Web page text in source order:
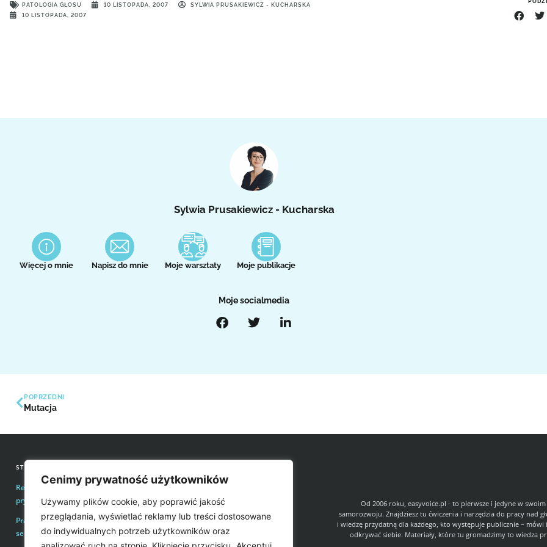
Cenimy prywatność użytkowników
Używamy plików cookie, aby poprawić jakość
przeglądania, wyświetlać reklamy lub treści dostosowane
do indywidualnych potrzeb użytkowników oraz
PATOLOGIA GŁOSU 10 LISTOPADA, 2007
SYLWIA PRUSAKIEWICZ - KUCHARSKA
10 LISTOPADA, 2007
Sylwia Prusakiewicz - Kucharska
Więcej o mnie Napisz do mnie Moje warsztaty Moje publikacje
Moje socialmedia
POPRZEDNI
Mutacja
STRONY INFORMACYJNE
Regulamin zakupów i polityka
prywatności
Prawa autorskie i wykorzystywanie treści
serwisu
Email: redakcja@easyvoice.pl
WSPÓŁPRACE, OFERTY
Email:karol@easyvoice.pl
Od 2006 roku, easyvoice.pl - to pierwsze i jedyne w
samorozwoju. Znajdziesz tu ćwiczenia i narzędzia do pracy nad
i wiedzę przydatną dla każdego, kto występuje publicznie – mówi
odkrywać siebie. Materiały, które tu gromadzimy to wiedza